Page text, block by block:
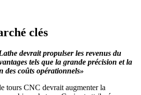
clés
devrait propulser les revenus du
tels que la grande précision et la
des coûts opérationnels»
tours CNC devrait augmenter la